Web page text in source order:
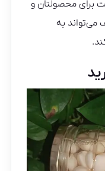
برای محصولتان و
می‌تواند به